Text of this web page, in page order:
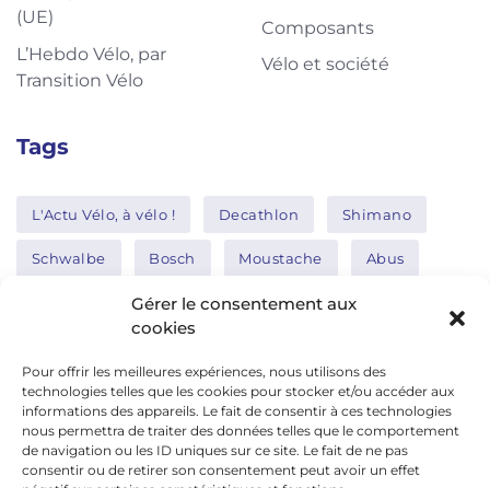
Gérer le consentement aux
cookies
Pour offrir les meilleures expériences, nous utilisons des
technologies telles que les cookies pour stocker et/ou accéder aux
informations des appareils. Le fait de consentir à ces technologies
nous permettra de traiter des données telles que le comportement
de navigation ou les ID uniques sur ce site. Le fait de ne pas
consentir ou de retirer son consentement peut avoir un effet
(UE)
L’Hebdo Vélo, par
Transition Vélo
Composants
Vélo et société
Tags
L'Actu Vélo, à vélo ! Decathlon Shimano
Schwalbe Bosch Moustache Abus
Thule Nakamura
Réseaux sociaux
google news